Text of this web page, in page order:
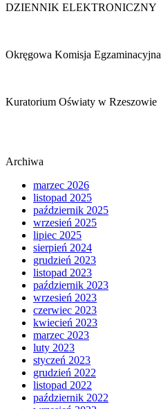
DZIENNIK ELEKTRONICZNY
Okręgowa Komisja Egzaminacyjna
Kuratorium Oświaty w Rzeszowie
Archiwa
marzec 2026
listopad 2025
październik 2025
wrzesień 2025
lipiec 2025
sierpień 2024
grudzień 2023
listopad 2023
październik 2023
wrzesień 2023
czerwiec 2023
kwiecień 2023
marzec 2023
luty 2023
styczeń 2023
grudzień 2022
listopad 2022
październik 2022